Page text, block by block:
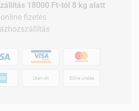
18000 Ft-tól 8 kg alatt
fizetés
Utánvét Előre utalás